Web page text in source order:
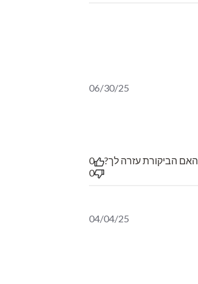
06/30/25
האם הביקורת עזרה לך?
0
0
04/04/25